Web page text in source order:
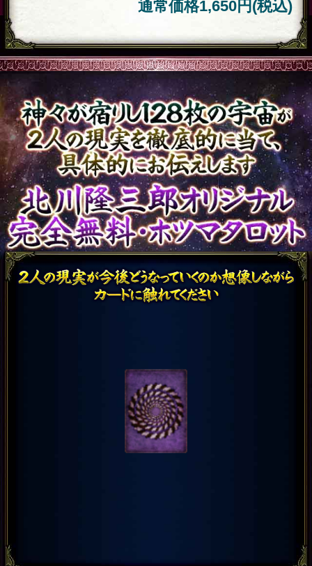
無関心/脈あり？【あの人
気持ち下す○月×日
会員価格1,320円(税込)
通常価格
1,650円(税込)
あの人
の気持
ち
残念、動かぬ現実です≪
あの人の本命○○さん≫既
に決まった想い/結
会員価格660円(税込)
通常価格880円(税込)
復縁 1/3/5年越しでもヨリ戻る
【復縁証明占】相手の後
悔/2人の愛再燃/結末
現実知っても諦めません
か？≪あの人のド本命と
既に決めた答え≫最後
会員価格1,320円(税込)
通常価格1,650円(税込)